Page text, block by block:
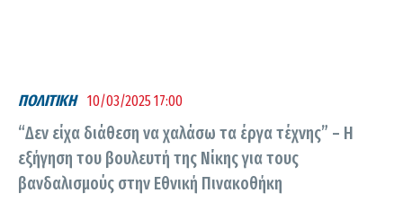
ΠΟΛΙΤΙΚΗ 10/03/2025 17:00
“Δεν είχα διάθεση να χαλάσω τα έργα τέχνης” – Η
εξήγηση του βουλευτή της Νίκης για τους
βανδαλισμούς στην Εθνική Πινακοθήκη